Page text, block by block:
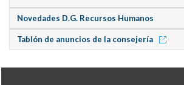
Novedades D.G. Recursos Humanos
Tablón de anuncios de la consejería